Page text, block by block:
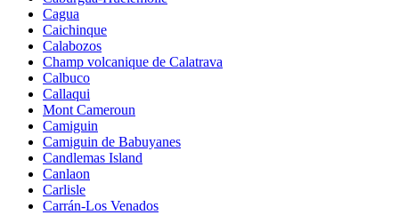
Cagua
Caichinque
Calabozos
Champ volcanique de Calatrava
Calbuco
Callaqui
Mont Cameroun
Camiguin
Camiguin de Babuyanes
Candlemas Island
Canlaon
Carlisle
Carrán-Los Venados